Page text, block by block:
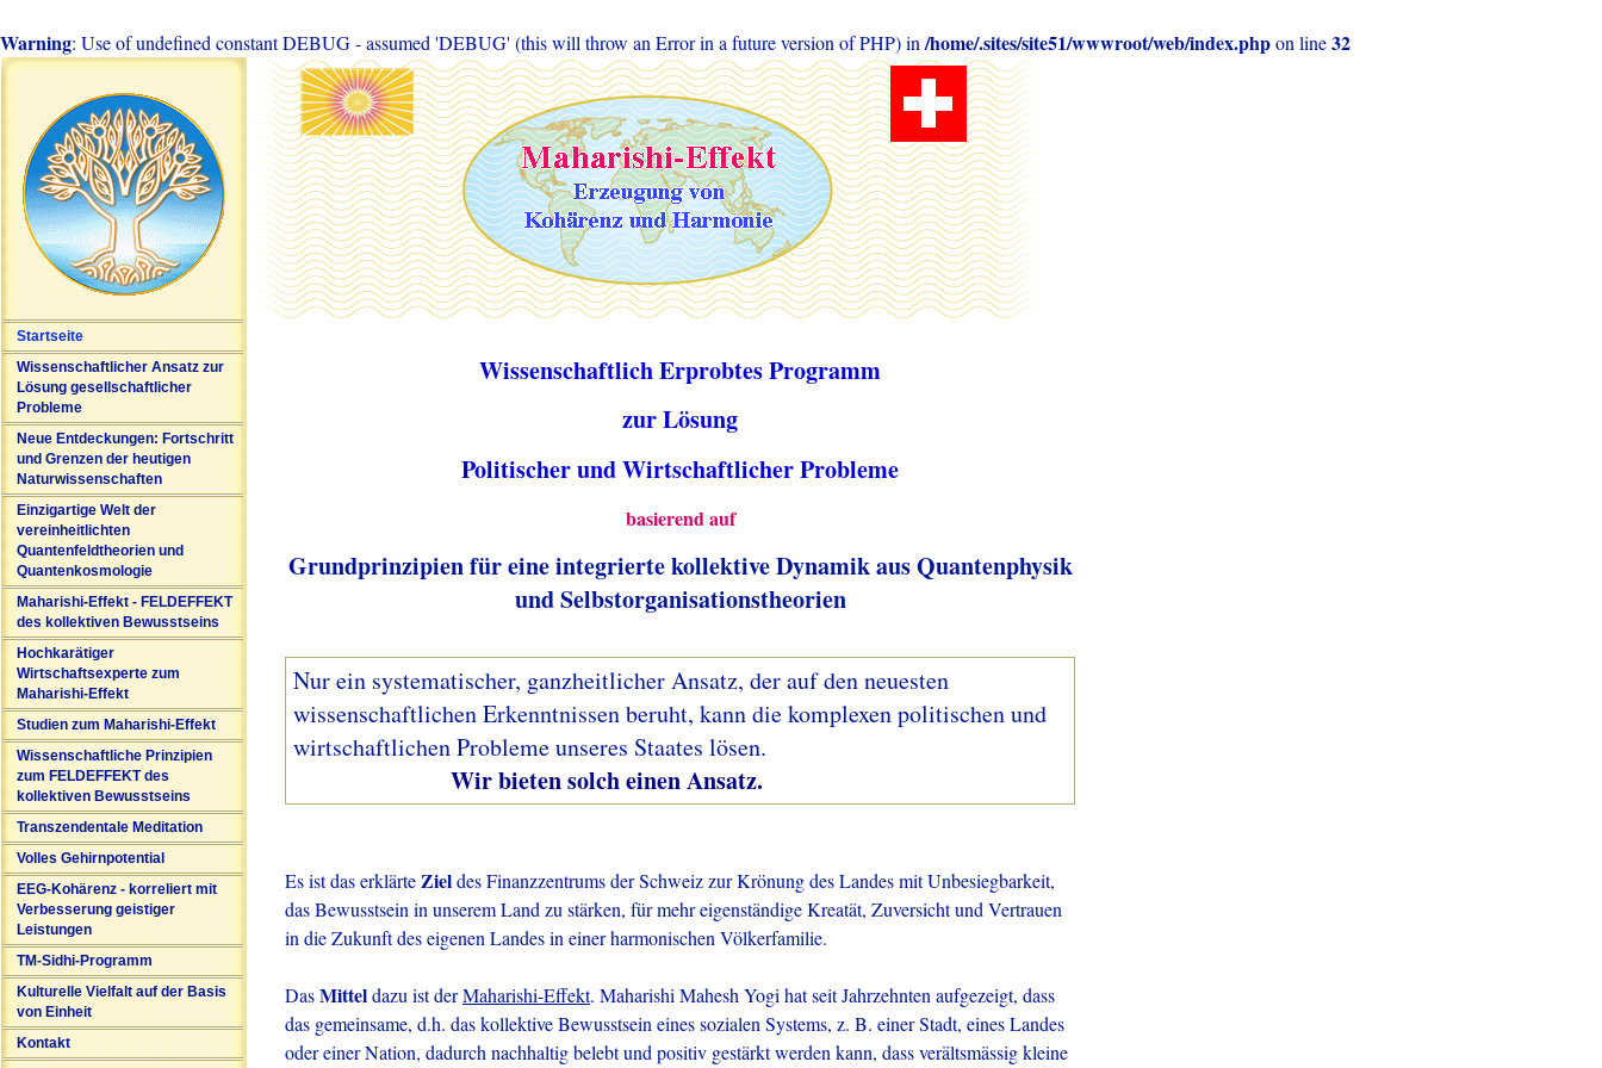
Warning: Use of undefined constant DEBUG - assumed 'DEBUG' (this will throw an Error in a future version of PHP) in /home/.sites/site51/wwwroot/web/index.phpon line32
Startseite
Wissenschaftlicher Ansatz zur
Lösung gesellschaftlicher
Probleme
Neue Entdeckungen: Fortschritt
und Grenzen der heutigen
Naturwissenschaften
Einzigartige Welt der
vereinheitlichten
Quantenfeldtheorien und
Quantenkosmologie
Maharishi-Effekt - FELDEFFEKT
des kollektiven Bewusstseins
Hochkarätiger
Wirtschaftsexperte zum
Maharishi-Effekt
Studien zum Maharishi-Effekt
Wissenschaftliche Prinzipien
zum FELDEFFEKT des
kollektiven Bewusstseins
Transzendentale Meditation
Volles Gehirnpotential
EEG-Kohärenz - korreliert mit
Verbesserung geistiger
Leistungen
TM-Sidhi-Programm
Kulturelle Vielfalt auf der Basis
von Einheit
Kontakt
Wissenschaftlich Erprobtes Programm
zur Lösung
Politischer und Wirtschaftlicher Probleme
basierend auf
Grundprinzipien für eine integrierte kollektive Dynamik aus Quantenphysik
und Selbstorganisationstheorien
Nur ein systematischer, ganzheitlicher Ansatz, der auf den neuesten
wissenschaftlichen Erkenntnissen beruht, kann die komplexen politischen und
wirtschaftlichen Probleme unseres Staates lösen.
Wir bieten solch einen Ansatz.
Es ist das erklärteZieldes Finanzzentrums der Schweiz zur Krönung des Landes mit Unbesiegbarkeit,
das Bewusstsein in unserem Land zu stärken, für mehr eigenständige Kreatät, Zuversicht und Vertrauen
in die Zukunft des eigenen Landes in einer harmonischen Völkerfamilie.
DasMitteldazu ist derMaharishi-Effekt. Maharishi Mahesh Yogi hat seit Jahrzehnten aufgezeigt, dass
das gemeinsame, d.h. das kollektive Bewusstsein eines sozialen Systems, z. B. einer Stadt, eines Landes
oder einer Nation, dadurch nachhaltig belebt und positiv gestärkt werden kann, dass verältsmässig kleine